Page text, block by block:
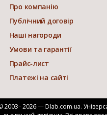
Про компанію
Публічний договір
Наші нагороди
Умови та гарантії
Прайс-лист
Платежі на сайті
2003– 2026 — Dlab.com.ua.